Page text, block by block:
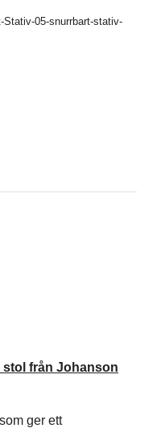
Stativ-05-snurrbart-stativ-
stol från Johanson
ger ett